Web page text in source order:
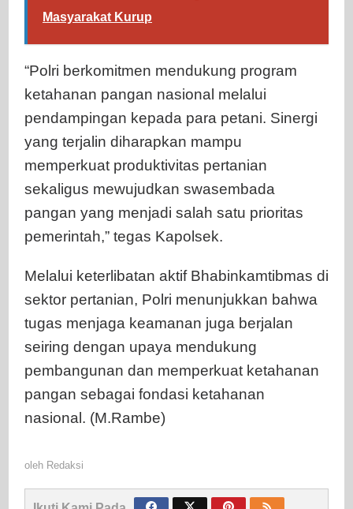
Masyarakat Kurup
“Polri berkomitmen mendukung program
ketahanan pangan nasional melalui
pendampingan kepada para petani. Sinergi
yang terjalin diharapkan mampu
memperkuat produktivitas pertanian
sekaligus mewujudkan swasembada
pangan yang menjadi salah satu prioritas
pemerintah,” tegas Kapolsek.
Melalui keterlibatan aktif Bhabinkamtibmas di
sektor pertanian, Polri menunjukkan bahwa
tugas menjaga keamanan juga berjalan
seiring dengan upaya mendukung
pembangunan dan memperkuat ketahanan
pangan sebagai fondasi ketahanan
nasional. (M.Rambe)
oleh Redaksi